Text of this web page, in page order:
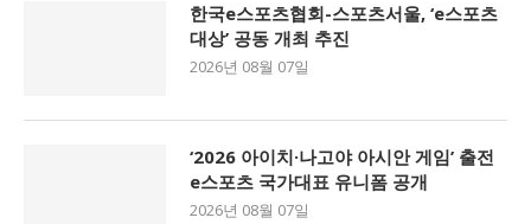
한국e스포츠협회-스포츠서울, ‘e스포츠
대상’ 공동 개최 추진
2026년 08월 07일
‘2026 아이치·나고야 아시안 게임’ 출전
e스포츠 국가대표 유니폼 공개
2026년 08월 07일